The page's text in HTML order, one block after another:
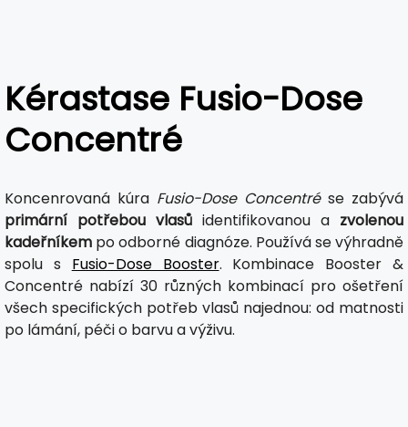
Kérastase Fusio-Dose
Concentré
Koncenrovaná kúra Fusio-Dose Concentrése zabývá
primární potřebou vlasů identifikovanou a zvolenou
kadeřníkem po odborné diagnóze. Používá se výhradně
spolu s Fusio-Dose Booster. Kombinace Booster &
Concentré nabízí 30 různých kombinací pro ošetření
všech specifických potřeb vlasů najednou: od matnosti
po lámání, péči o barvu a výživu.